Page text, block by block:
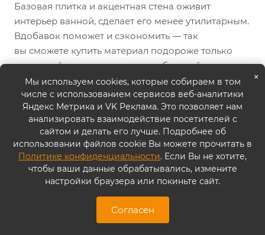
Базовая плитка и акцентная стена оживит
интерьер ванной, сделает его менее утилитарным.
Вдобавок поможет и сэкономить — так
вы сможете купить материал подороже только
для одной стены, а остальные с базовой
недорогой плиткой будут просто ее фоном.
Реклама. ООО "ППК "Практика", ИНН:
7709513968, Erid: 2Vtzqwza9AZ
Статьи
×
Мы используем cookies, которые собираем в том
числе с использованием сервисов веб-аналитики
Яндекс Метрика и VK Реклама. Это позволяет нам
анализировать взаимодействие посетителей с
сайтом и делать его лучше. Подробнее об
использовании файлов cookie Вы можете прочитать в
Политике конфиденциальности. Если Вы не хотите,
чтобы ваши данные обрабатывались, измените
настройки браузера или покиньте сайт.
Согласен